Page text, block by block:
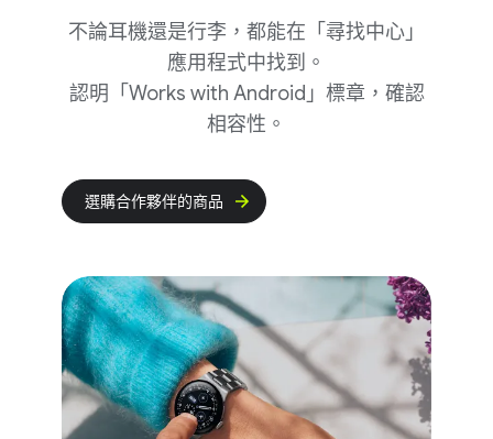
不論​耳機​還​是​行李，​都​能​在​「尋找​中心」​
應用​程式​中​找到。
認​明​「Works with Android」​標章，​確認​
相容性。
選購​合作​夥伴​的​商品